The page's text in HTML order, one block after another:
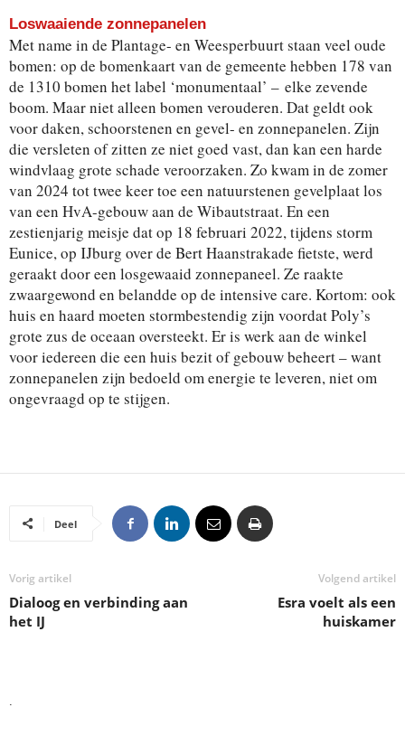
Loswaaiende zonnepanelen
Met name in de Plantage- en Weesperbuurt staan veel oude
bomen: op de bomenkaart van de gemeente hebben 178 van
de 1310 bomen het label ‘monumentaal’ – elke zevende
boom. Maar niet alleen bomen verouderen. Dat geldt ook
voor daken, schoorstenen en gevel- en zonnepanelen. Zijn
die versleten of zitten ze niet goed vast, dan kan een harde
windvlaag grote schade veroorzaken. Zo kwam in de zomer
van 2024 tot twee keer toe een natuurstenen gevelplaat los
van een HvA-gebouw aan de Wibautstraat. En een
zestienjarig meisje dat op 18 februari 2022, tijdens storm
Eunice, op IJburg over de Bert Haanstrakade fietste, werd
geraakt door een losgewaaid zonnepaneel. Ze raakte
zwaargewond en belandde op de intensive care. Kortom: ook
huis en haard moeten stormbestendig zijn voordat Poly’s
grote zus de oceaan oversteekt. Er is werk aan de winkel
voor iedereen die een huis bezit of gebouw beheert – want
zonnepanelen zijn bedoeld om energie te leveren, niet om
ongevraagd op te stijgen.
Deel
Vorig artikel
Dialoog en verbinding aan
het IJ
Volgend artikel
Esra voelt als een
huiskamer
.